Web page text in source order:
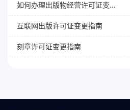
如何办理出版物经营许可证变更
互联网出版许可证变更指南
刻章许可证变更指南